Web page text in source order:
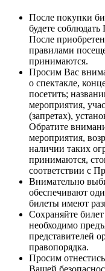
После покупки
будете
После
правилами
принимаются.
Просим Вас
о спектакле,
посетить;
мероприятия,
(запретах),
Обратите
мероприятия,
наличии таких
принимаются,
соответствии с
Внимательно
обеспечивают
билеты имеют
Сохраняйте
необходимо
представителей
правопорядка.
Просим
Вашей